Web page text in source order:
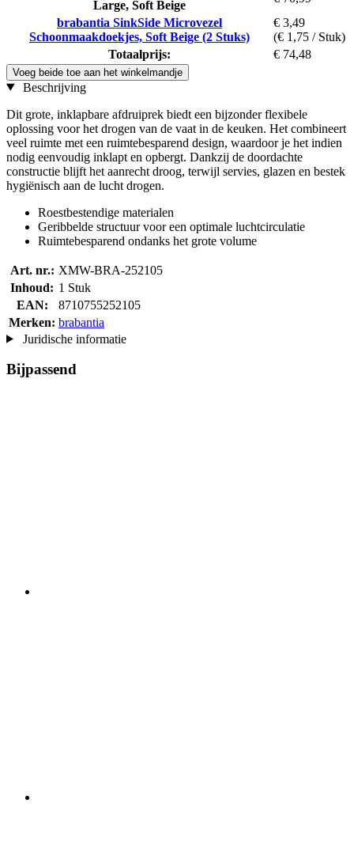
Large, Soft Beige
brabantia SinkSide Microvezel
Schoonmaakdoekjes, Soft Beige (2 Stuks)
€ 3,49
(€ 1,75 / Stuk)
Totaalprijs:
€ 74,48
Voeg beide toe aan het winkelmandje
Beschrijving
Dit grote, inklapbare afdruiprek biedt een bijzonder flexibele
oplossing voor het drogen van de vaat in de keuken. Het combineert
veel ruimte met een ruimtebesparend design, waardoor je het indien
nodig eenvoudig inklapt en opbergt. Dankzij de doordachte
constructie blijft het aanrecht droog, terwijl servies, glazen en bestek
hygiënisch aan de lucht drogen.
Roestbestendige materialen
Geribbelde structuur voor een optimale luchtcirculatie
Ruimtebesparend ondanks het grote volume
Art. nr.: XMW-BRA-252105
Inhoud: 1 Stuk
EAN:
8710755252105
Merken: brabantia
Juridische informatie
Bijpassend